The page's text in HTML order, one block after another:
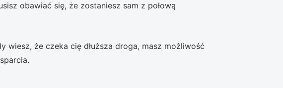
obawiać się, że zostaniesz sam z połową
wiesz, że czeka cię dłuższa droga, masz możliwość